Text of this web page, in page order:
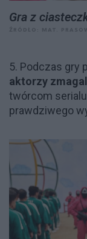
Gra z
5. Podczas gry
aktorzy
twórcom
prawdziwego